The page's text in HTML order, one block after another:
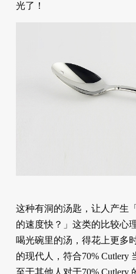
光了！
这种有洞的汤匙，让人产生
的速度快？」这类的比较心
喝光碗里的汤，得花上更多
的现代人，符合70% Cutlery